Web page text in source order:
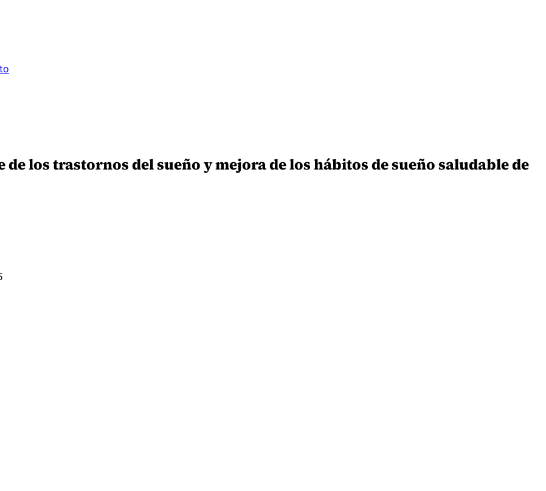
los trastornos del sueño y mejora de los hábitos de sueño saludable de